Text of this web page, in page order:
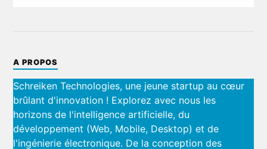
A PROPOS
Schreiken Technologies, une jeune startup au cœur
brûlant d'innovation ! Explorez avec nous les
horizons de l'intelligence artificielle, du
développement (Web, Mobile, Desktop) et de
l'ingénierie électronique. De la conception des